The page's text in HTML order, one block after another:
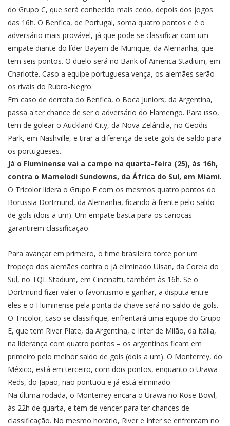
do Grupo C, que será conhecido mais cedo, depois dos jogos
das 16h. O Benfica, de Portugal, soma quatro pontos e é o
adversário mais provável, já que pode se classificar com um
empate diante do líder Bayern de Munique, da Alemanha, que
tem seis pontos. O duelo será no Bank of America Stadium, em
Charlotte. Caso a equipe portuguesa vença, os alemães serão
os rivais do Rubro-Negro.
Em caso de derrota do Benfica, o Boca Juniors, da Argentina,
passa a ter chance de ser o adversário do Flamengo. Para isso,
tem de golear o Auckland City, da Nova Zelândia, no Geodis
Park, em Nashville, e tirar a diferença de sete gols de saldo para
os portugueses.
Já o Fluminense vai a campo na quarta-feira (25), às 16h,
contra o Mamelodi Sundowns, da África do Sul, em Miami.
O Tricolor lidera o Grupo F com os mesmos quatro pontos do
Borussia Dortmund, da Alemanha, ficando à frente pelo saldo
de gols (dois a um). Um empate basta para os cariocas
garantirem classificação.
Para avançar em primeiro, o time brasileiro torce por um
tropeço dos alemães contra o já eliminado Ulsan, da Coreia do
Sul, no TQL Stadium, em Cincinatti, também às 16h. Se o
Dortmund fizer valer o favoritismo e ganhar, a disputa entre
eles e o Fluminense pela ponta da chave será no saldo de gols.
O Tricolor, caso se classifique, enfrentará uma equipe do Grupo
E, que tem River Plate, da Argentina, e Inter de Milão, da Itália,
na liderança com quatro pontos – os argentinos ficam em
primeiro pelo melhor saldo de gols (dois a um). O Monterrey, do
México, está em terceiro, com dois pontos, enquanto o Urawa
Reds, do Japão, não pontuou e já está eliminado.
Na última rodada, o Monterrey encara o Urawa no Rose Bowl,
às 22h de quarta, e tem de vencer para ter chances de
classificação. No mesmo horário, River e Inter se enfrentam no